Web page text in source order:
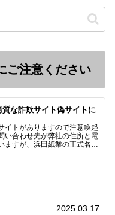
ご注意ください
な詐欺サイト偽サイトに
イトがありますので注意喚起
い合わせ先が弊社の住所と電
すが、浜田紙業の正式名称
2025.03.17